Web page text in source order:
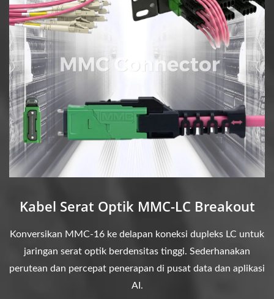
Kabel Serat Optik MMC-LC Breakout
Konversikan MMC-16 ke delapan koneksi dupleks LC untuk
jaringan serat optik berdensitas tinggi. Sederhanakan
perutean dan percepat penerapan di pusat data dan aplikasi
AI.